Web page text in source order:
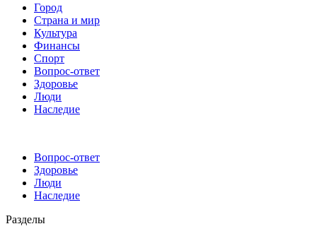
Город
Страна и мир
Культура
Финансы
Спорт
Вопрос-ответ
Здоровье
Люди
Наследие
Вопрос-ответ
Здоровье
Люди
Наследие
Разделы